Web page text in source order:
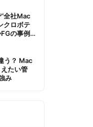
全社Mac
クロボテ
の事例
トレン
う？ Mac
たい管
み